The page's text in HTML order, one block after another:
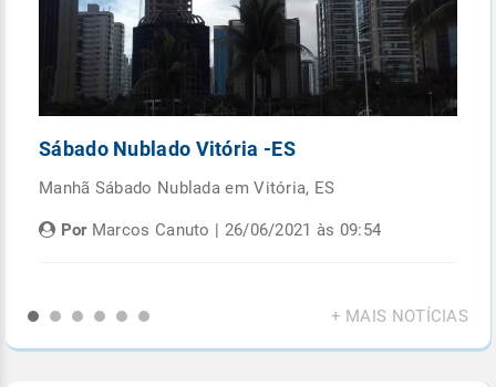
Sábado Nublado Vitória -ES
Manhã Sábado Nublada em Vitória, ES
PorMarcos Canuto | 26/06/2021 às 09:54
+ MAIS NOTÍCIAS